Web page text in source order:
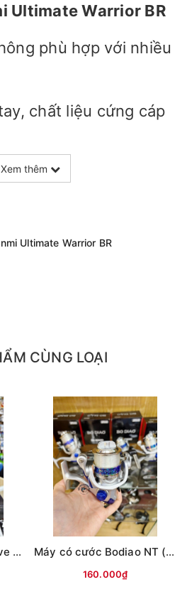
Ultimate Warrior BR
phù hợp với nhiều
chất liệu cứng cáp
Xem thêm
Ultimate Warrior BR
CÙNG LOẠI
Máy Shimano 26 Nexave Đen cam(hộp Đen) Máy có cước Bodiao NT (Bạc)
160.000₫